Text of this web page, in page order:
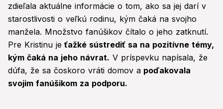
zdieľala aktuálne informácie o tom, ako sa jej darí v
starostlivosti o veľkú rodinu, kým čaká na svojho
manžela. Množstvo fanúšikov čítalo o jeho zatknutí.
Pre Kristinu je ťažké sústrediť sa na pozitívne témy,
kým čaká na jeho návrat. V príspevku napísala, že
dúfa, že sa čoskoro vráti domov a poďakovala
svojim fanúšikom za podporu.